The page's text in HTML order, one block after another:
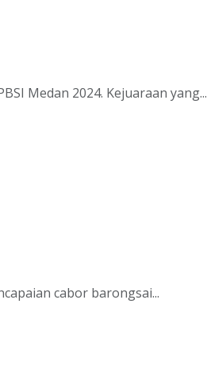
Medan 2024. Kejuaraan yang...
cabor barongsai...